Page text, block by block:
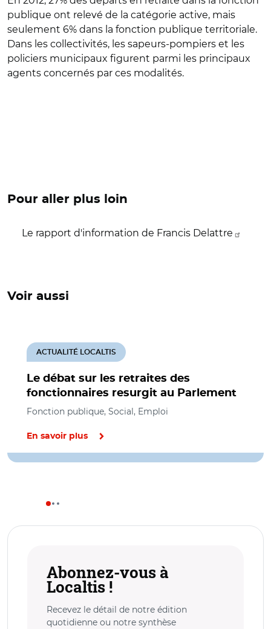
publique ont relevé de la catégorie active, mais
seulement 6% dans la fonction publique territoriale.
Dans les collectivités, les sapeurs-pompiers et les
policiers municipaux figurent parmi les principaux
agents concernés par ces modalités.
Pour aller plus loin
Le rapport d'information de Francis Delattre
Voir aussi
Le débat sur les retraites des
fonctionnaires resurgit au Parlement
ACTUALITÉ LOCALTIS
Fonction publique, Social, Emploi
En savoir plus
Abonnez-vous à
Localtis !
Recevez le détail de notre édition
quotidienne ou notre synthèse